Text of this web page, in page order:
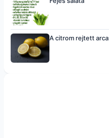
A citrom rejtett